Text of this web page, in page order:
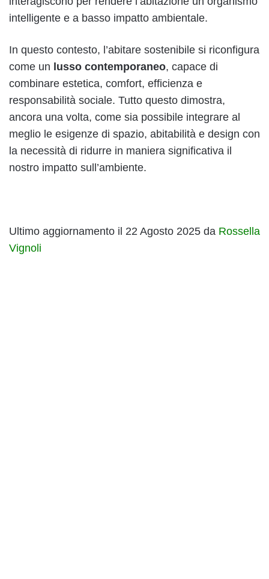
intelligente e a basso impatto ambientale.
In questo contesto, l’abitare sostenibile si riconfigura
come un lusso contemporaneo, capace di
combinare estetica, comfort, efficienza e
responsabilità sociale. Tutto questo dimostra,
ancora una volta, come sia possibile integrare al
meglio le esigenze di spazio, abitabilità e design con
la necessità di ridurre in maniera significativa il
nostro impatto sull’ambiente.
Ultimo aggiornamento il 22 Agosto 2025 da Rossella
Vignoli